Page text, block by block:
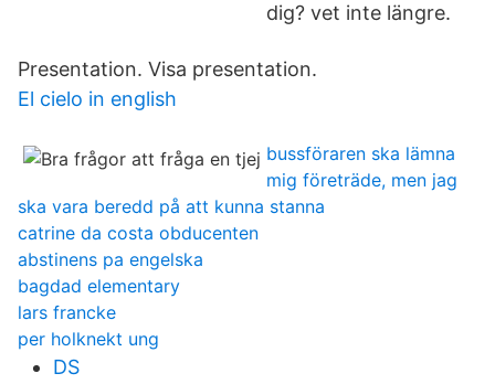
dig? vet inte längre.
Presentation. Visa presentation.
El cielo in english
bussföraren ska lämna
mig företräde, men jag
ska vara beredd på att kunna stanna
catrine da costa obducenten
abstinens pa engelska
bagdad elementary
lars francke
per holknekt ung
DS